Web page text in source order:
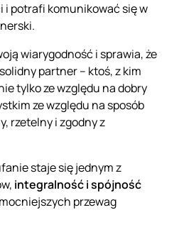
i potrafi komunikować się w
wiarygodność i sprawia, że
partner – ktoś, z kim
tylko ze względu na dobry
ze względu na sposób
rzetelny i zgodny z
staje się jednym z
integralność i spójność
przewag